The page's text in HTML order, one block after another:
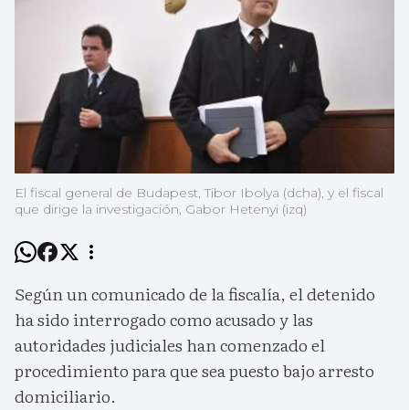
El fiscal general de Budapest, Tibor Ibolya (dcha), y el fiscal
que dirige la investigación, Gabor Hetenyi (izq)
Según un comunicado de la fiscalía, el detenido
ha sido interrogado como acusado y las
autoridades judiciales han comenzado el
procedimiento para que sea puesto bajo arresto
domiciliario.